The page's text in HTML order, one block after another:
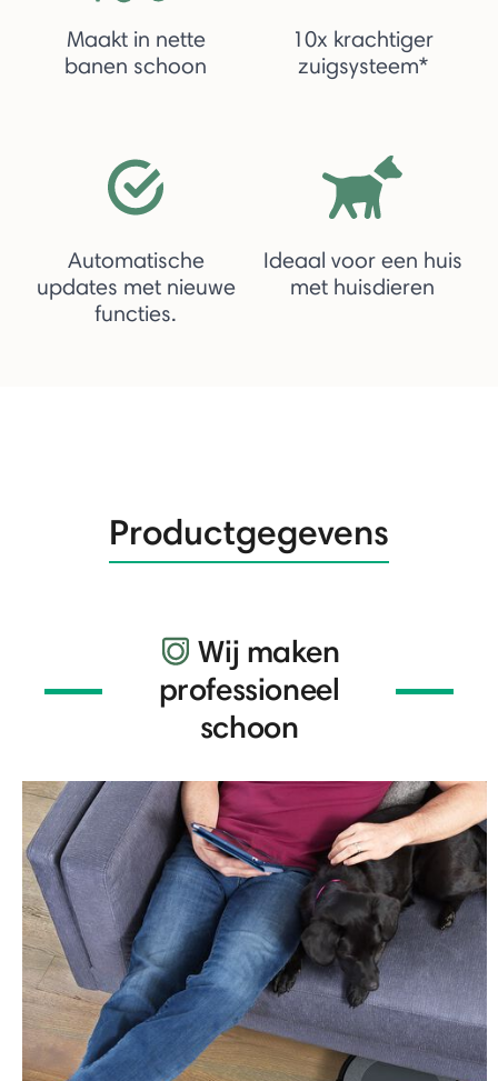
Maakt in nette
banen schoon
10x krachtiger
zuigsysteem*
Automatische
updates met nieuwe
functies.
Ideaal voor een huis
met huisdieren
Productgegevens
Wij maken
professioneel
schoon